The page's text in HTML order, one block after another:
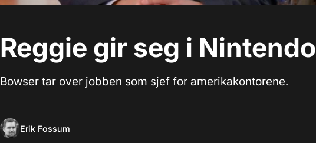
Reggie gir seg i Nintendo
Bowser tar over jobben som sjef for amerikakontorene.
Erik Fossum